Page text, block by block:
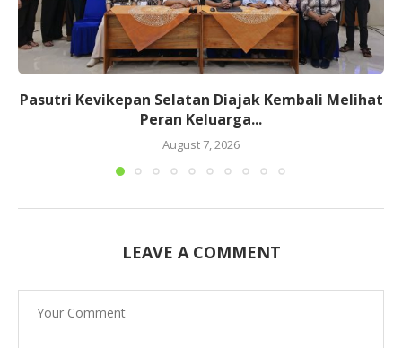
Pasutri Kevikepan Selatan Diajak Kembali Melihat
Peran Keluarga...
August 7, 2026
LEAVE A COMMENT